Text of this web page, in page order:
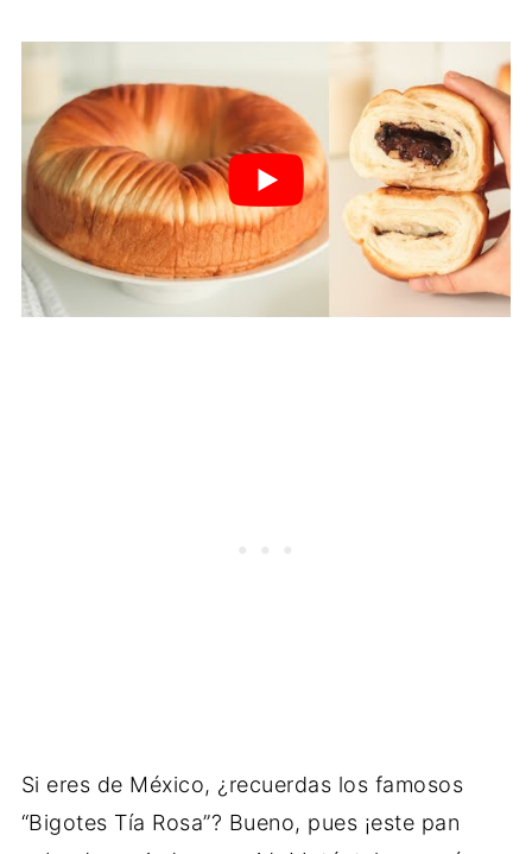
Si eres de México, ¿recuerdas los famosos
“Bigotes Tía Rosa”? Bueno, pues ¡este pan